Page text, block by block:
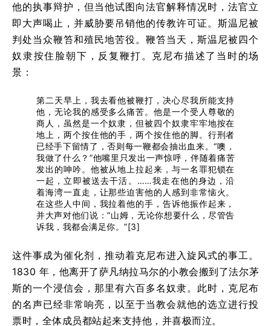
他的执事辩护，但当他试图向法官解释情况时，法官立
即大声喝止，并威胁要吊销他的传教许可证。斯温尼被
判处当众鞭笞和殖民地苦役。鞭笞当天，斯温尼被四个
奴隶按住脸朝下，反复鞭打。克尼布描述了当时的场
景：
第二天早上，我去看他被鞭打，决心尽我所能支持
他，无论我的感受多么痛苦。他是一个受人尊敬的
商人，虽然是一个奴隶，但被四个奴隶牢牢地按在
地上，两个按住他的手，两个按住他的脚。行刑者
已经手下留情了，否则每一鞭都会抽出血来。“噢，
我做了什么？”他嘴里只发出一声惊呼，伴随着痛苦
发出的呻吟。他被从地上拉起来，与一名罪犯锁在
一起，立即被送去干活。……我走在他的身边，沿
着海湾一直走，让那些迫害他的人感到非常恼火。
在这些人中间，我拉着他的手，告诉他振作起来，
并大声对他们说：“山姆，无论你想要什么，尽管告
诉我，我都会满足你。”[3]
这件事成为催化剂，推动着克尼布进入旋风式的事工。
1830 年，他离开了萨凡纳拉马尔的小教会搬到了法尔茅
斯的一个浸信会，那里有六百多名奴隶。此时，克尼布
的名声已经非常响亮，以至于当教会就他的选立进行投
票时，全体成员都站起来支持他，并喜极而泣。